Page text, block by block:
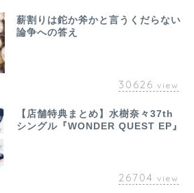
薪割りは鉈か斧かと言うくだらない
論争への答え
30626 view
【店舗特典まとめ】水樹奈々37th
シングル『WONDER QUEST EP』
26704 view